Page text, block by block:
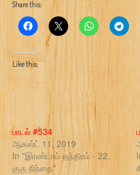
Share this:
Like this:
பாடல் #534
ஆகஸ்ட் 11, 2019
In "இரண்டாம் தந்திரம் - 22.
குரு நிந்தை"